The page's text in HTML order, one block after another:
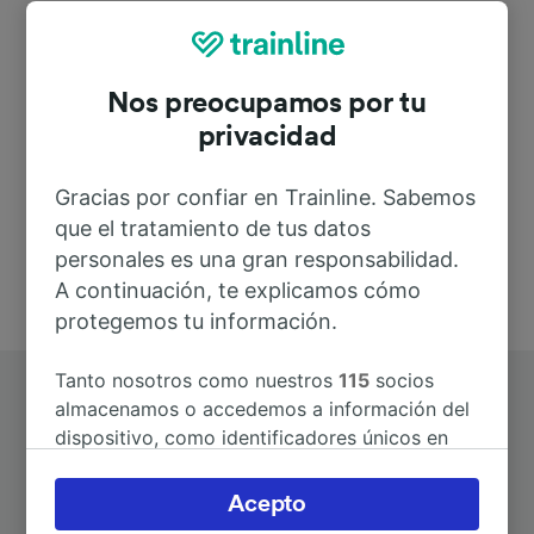
Deutschland
Nos preocupamos por tu
privacidad
Gracias por confiar en Trainline. Sabemos
que el tratamiento de tus datos
personales es una gran responsabilidad.
A continuación, te explicamos cómo
protegemos tu información.
Tanto nosotros como nuestros115 socios
almacenamos o accedemos a información del
dispositivo, como identificadores únicos en
Puedes aceptar o administrar tus preferencias
haciendo clic abajo, incluido el derecho de
Acepto